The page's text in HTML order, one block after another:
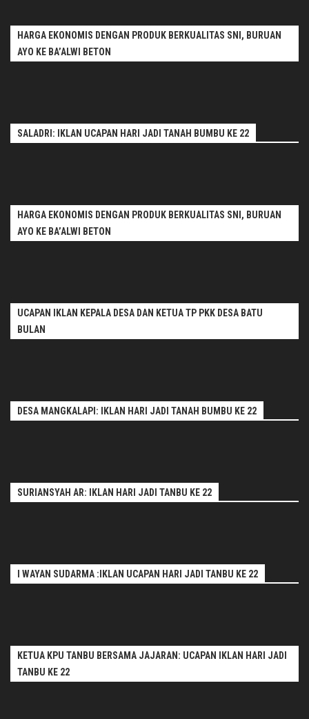
HARGA EKONOMIS DENGAN PRODUK BERKUALITAS SNI, BURUAN
AYO KE BA’ALWI BETON
SALADRI: IKLAN UCAPAN HARI JADI TANAH BUMBU KE 22
HARGA EKONOMIS DENGAN PRODUK BERKUALITAS SNI, BURUAN
AYO KE BA’ALWI BETON
UCAPAN IKLAN KEPALA DESA DAN KETUA TP PKK DESA BATU
BULAN
DESA MANGKALAPI: IKLAN HARI JADI TANAH BUMBU KE 22
SURIANSYAH AR: IKLAN HARI JADI TANBU KE 22
I WAYAN SUDARMA :IKLAN UCAPAN HARI JADI TANBU KE 22
KETUA KPU TANBU BERSAMA JAJARAN: UCAPAN IKLAN HARI JADI
TANBU KE 22